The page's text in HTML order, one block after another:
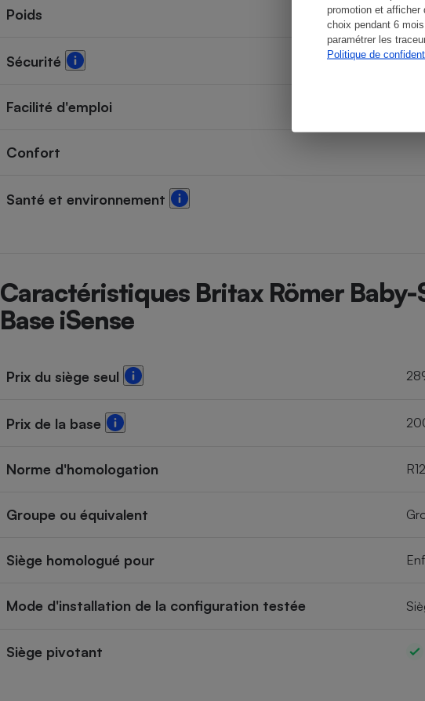
promotion et afficher
choix pendant 6
paramétrer les
Politique de
Poids
Sécurité
Facilité d'emploi
Confort
Santé et environnement
Caractéristiques Britax Römer Baby-
Base iSense
Prix du siège seul
Prix de la base
Norme d'homologation
Groupe ou équivalent
Siège homologué pour
Mode d'installation de la configuration testée
Siège pivotant